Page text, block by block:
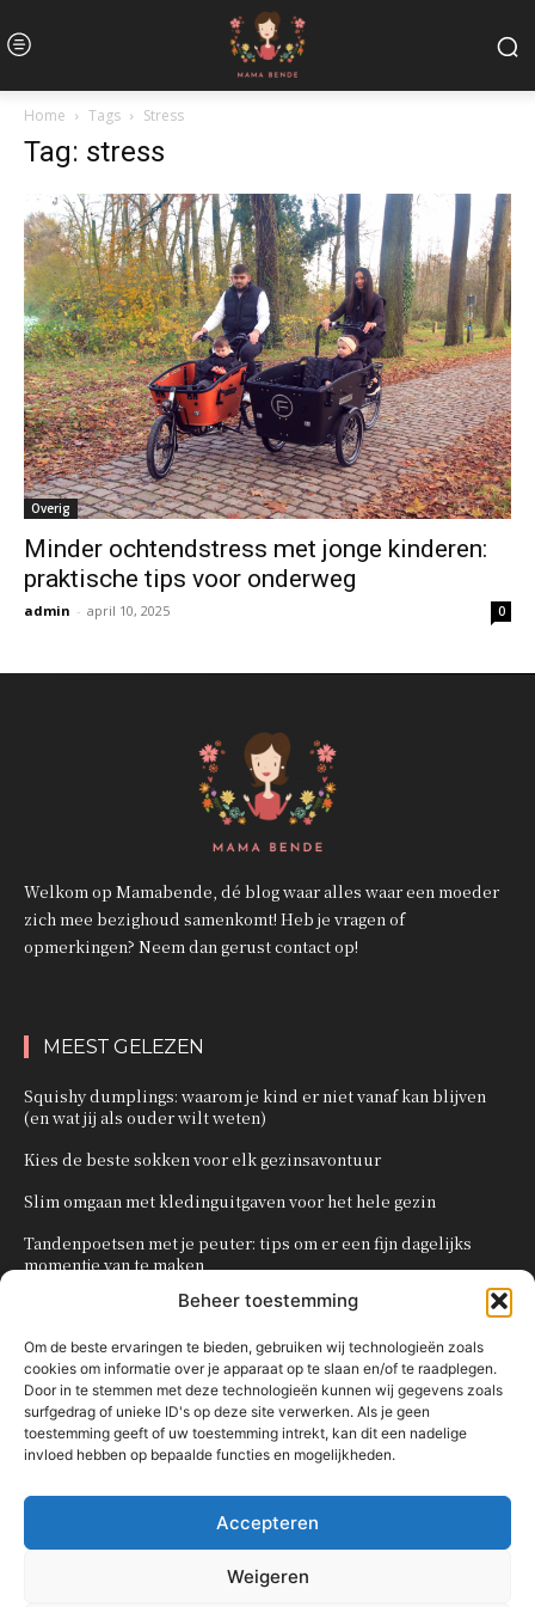
Beheer toestemming
Om de beste ervaringen te bieden, gebruiken wij technologieën zoals
cookies om informatie over je apparaat op te slaan en/of te raadplegen.
Door in te stemmen met deze technologieën kunnen wij gegevens zoals
surfgedrag of unieke ID's op deze site verwerken. Als je geen
toestemming geeft of uw toestemming intrekt, kan dit een nadelige
invloed hebben op bepaalde functies en mogelijkheden.
Accepteren
Weigeren
Home Tags Stress
Tag: stress
Overig
Minder ochtendstress met jonge kinderen:
praktische tips voor onderweg
admin - april 10, 2025 0
Welkom op Mamabende, dé blog waar alles waar een moeder
zich mee bezighoud samenkomt! Heb je vragen of
opmerkingen? Neem dan gerust contact op!
MEEST GELEZEN
Squishy dumplings: waarom je kind er niet vanaf kan blijven
(en wat jij als ouder wilt weten)
Kies de beste sokken voor elk gezinsavontuur
Slim omgaan met kledinguitgaven voor het hele gezin
Tandenpoetsen met je peuter: tips om er een fijn dagelijks
momentje van te maken
Zo organiseer je een onvergetelijk kinderfeestje
POPULAIRE CATEGORIEËN
OVERIG
KNUTSELEN MET KINDEREN
TRAKTATIES
80